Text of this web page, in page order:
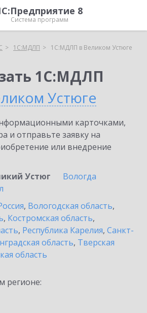
8
Система программ
1С:МДЛП 1С:МДЛП в Великом Устюге
1С:МДЛП
Устюге
карточками,
и отправьте заявку на
или внедрение
Устюг
Вологда
, Вологодская область,
, Костромская область,
, Республика Карелия, Санкт-
область, Тверская
область
регионе: